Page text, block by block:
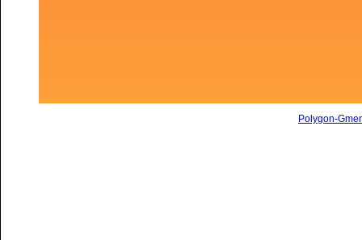
Polygon-